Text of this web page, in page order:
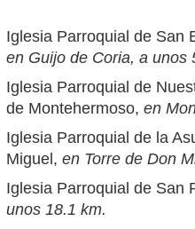
Iglesia Parroquial de San
en Guijo de Coria, a unos
Iglesia Parroquial de
de Montehermoso, en
Iglesia Parroquial de la
Miguel, en Torre de Don
Iglesia Parroquial de San
unos 18.1 km.